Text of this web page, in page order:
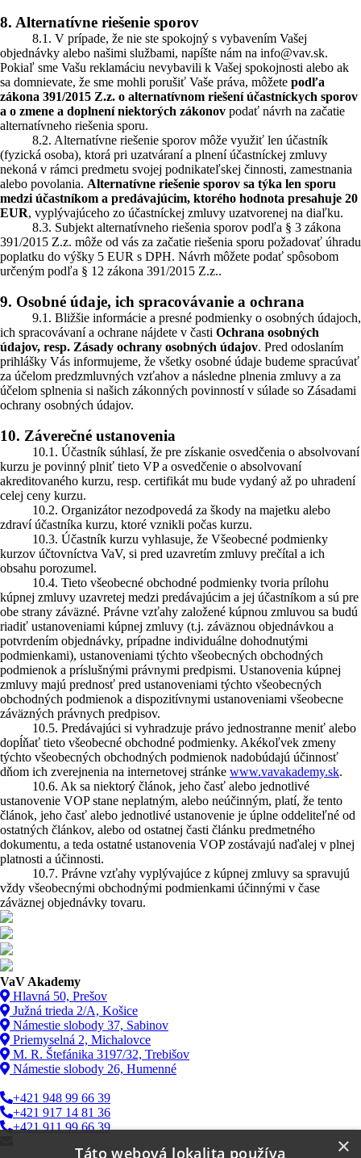
8. Alternatívne riešenie sporov
8.1. V prípade, že nie ste spokojný s vybavením Vašej
objednávky alebo našimi službami, napíšte nám na info@vav.sk.
Pokiaľ sme Vašu reklamáciu nevybavili k Vašej spokojnosti alebo ak
sa domnievate, že sme mohli porušiť Vaše práva, môžete podľa
zákona 391/2015 Z.z. o alternatívnom riešení účastníckych sporov
a o zmene a doplnení niektorých zákonov podať návrh na začatie
alternatívneho riešenia sporu.
8.2. Alternatívne riešenie sporov môže využiť len účastník
(fyzická osoba), ktorá pri uzatváraní a plnení účastníckej zmluvy
nekoná v rámci predmetu svojej podnikateľskej činnosti, zamestnania
alebo povolania. Alternatívne riešenie sporov sa týka len sporu
medzi účastníkom a predávajúcim, ktorého hodnota presahuje 20
EUR, vyplývajúceho zo účastníckej zmluvy uzatvorenej na diaľku.
8.3. Subjekt alternatívneho riešenia sporov podľa § 3 zákona
391/2015 Z.z. môže od vás za začatie riešenia sporu požadovať úhradu
poplatku do výšky 5 EUR s DPH. Návrh môžete podať spôsobom
určeným podľa § 12 zákona 391/2015 Z.z..
9. Osobné údaje, ich spracovávanie a ochrana
9.1. Bližšie informácie a presné podmienky o osobných údajoch,
ich spracovávaní a ochrane nájdete v časti Ochrana osobných
údajov, resp. Zásady ochrany osobných údajov. Pred odoslaním
prihlášky Vás informujeme, že všetky osobné údaje budeme spracúvať
za účelom predzmluvných vzťahov a následne plnenia zmluvy a za
účelom splnenia si našich zákonných povinností v súlade so Zásadami
ochrany osobných údajov.
10. Záverečné ustanovenia
10.1. Účastník súhlasí, že pre získanie osvedčenia o absolvovaní
kurzu je povinný plniť tieto VP a osvedčenie o absolvovaní
akreditovaného kurzu, resp. certifikát mu bude vydaný až po uhradení
celej ceny kurzu.
10.2. Organizátor nezodpovedá za škody na majetku alebo
zdraví účastníka kurzu, ktoré vznikli počas kurzu.
10.3. Účastník kurzu vyhlasuje, že Všeobecné podmienky
kurzov účtovníctva VaV, si pred uzavretím zmluvy prečítal a ich
obsahu porozumel.
10.4. Tieto všeobecné obchodné podmienky tvoria prílohu
kúpnej zmluvy uzavretej medzi predávajúcim a jej účastníkom a sú pre
obe strany záväzné. Právne vzťahy založené kúpnou zmluvou sa budú
riadiť ustanoveniami kúpnej zmluvy (t.j. záväznou objednávkou a
potvrdením objednávky, prípadne individuálne dohodnutými
podmienkami), ustanoveniami týchto všeobecných obchodných
podmienok a príslušnými právnymi predpismi. Ustanovenia kúpnej
zmluvy majú prednosť pred ustanoveniami týchto všeobecných
obchodných podmienok a dispozitívnymi ustanoveniami všeobecne
záväzných právnych predpisov.
10.5. Predávajúci si vyhradzuje právo jednostranne meniť alebo
dopĺňať tieto všeobecné obchodné podmienky. Akékoľvek zmeny
týchto všeobecných obchodných podmienok nadobúdajú účinnosť
dňom ich zverejnenia na internetovej stránke www.vavakademy.sk.
10.6. Ak sa niektorý článok, jeho časť alebo jednotlivé
ustanovenie VOP stane neplatným, alebo neúčinným, platí, že tento
článok, jeho časť alebo jednotlivé ustanovenie je úplne oddeliteľné od
ostatných článkov, alebo od ostatnej časti článku predmetného
dokumentu, a teda ostatné ustanovenia VOP zostávajú naďalej v plnej
platnosti a účinnosti.
10.7. Právne vzťahy vyplývajúce z kúpnej zmluvy sa spravujú
vždy všeobecnými obchodnými podmienkami účinnými v čase
záväznej objednávky tovaru.
VaV Akademy
Hlavná 50, Prešov
Južná trieda 2/A, Košice
Námestie slobody 37, Sabinov
Priemyselná 2, Michalovce
M. R. Štefánika 3197/32, Trebišov
Námestie slobody 26, Humenné
+421 948 99 66 39
+421 917 14 81 36
+421 911 99 66 39
×
Táto webová lokalita používa